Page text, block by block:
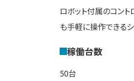
ロボット付属のコン
も手軽に操作できるシ
稼働台数
50台